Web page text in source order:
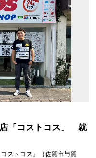
「コストコス」 就
ストコス」（佐賀市与賀